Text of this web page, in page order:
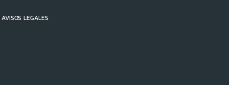
AVISOS LEGALES